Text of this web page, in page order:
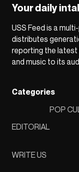
Your daily
USS Feed is a
distributes
reporting the latest
and music to its
Categories
EDITORIAL
POP
WRITE US